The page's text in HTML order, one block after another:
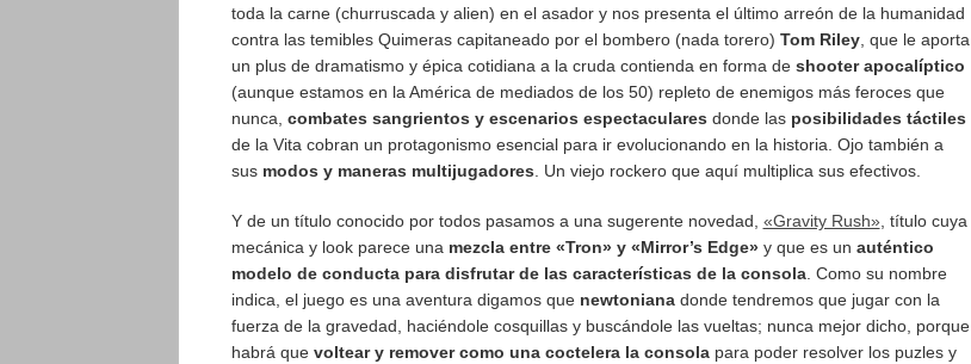
toda la carne (churruscada y alien) en el asador y nos presenta el último arreón de la humanidad
contra las temibles Quimeras capitaneado por el bombero (nada torero) Tom Riley, que le aporta
un plus de dramatismo y épica cotidiana a la cruda contienda en forma de shooter apocalíptico
(aunque estamos en la América de mediados de los 50) repleto de enemigos más feroces que
nunca, combates sangrientos y escenarios espectaculares donde las posibilidades táctiles
de la Vita cobran un protagonismo esencial para ir evolucionando en la historia. Ojo también a
sus modos y maneras multijugadores . Un viejo rockero que aquí multiplica sus efectivos.
Y de un título conocido por todos pasamos a una sugerente novedad, «Gravity Rush», título cuya
mecánica y look parece una mezcla entre «Tron» y «Mirror’s Edge»y que es un auténtico
modelo de conducta para disfrutar de las características de la consola. Como su nombre
indica, el juego es una aventura digamos que newtonianadonde tendremos que jugar con la
fuerza de la gravedad, haciéndole cosquillas y buscándole las vueltas; nunca mejor dicho, porque
habrá que voltear y remover como una coctelera la consolapara poder resolver los puzles y